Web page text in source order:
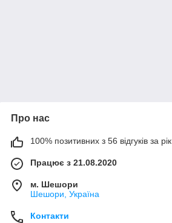
Про нас
100% позитивних з 56 відгуків за рік
Працює з 21.08.2020
м. Шешори
Шешори, Україна
Контакти